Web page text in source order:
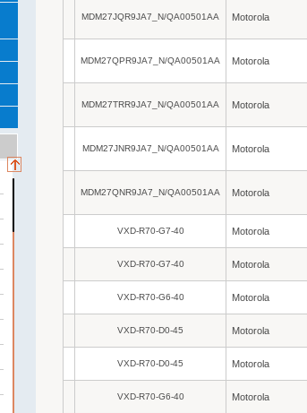
MDM27JQR9JA7_N/QA00501AA Motorola
MDM27QPR9JA7_N/QA00501AA Motorola
MDM27TRR9JA7_N/QA00501AA Motorola
MDM27JNR9JA7_N/QA00501AA Motorola
MDM27QNR9JA7_N/QA00501AA Motorola
VXD-R70-G7-40 Motorola
VXD-R70-G7-40 Motorola
VXD-R70-G6-40 Motorola
VXD-R70-D0-45 Motorola
VXD-R70-D0-45 Motorola
VXD-R70-G6-40 Motorola